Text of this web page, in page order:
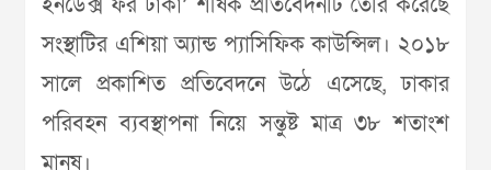
সংস্থাটির এশিয়া অ্যান্ড প্যাসিফিক কাউন্সিল। ২০১৮
সালে প্রকাশিত প্রতিবেদনে উঠে এসেছে, ঢাকার
পরিবহন ব্যবস্থাপনা নিয়ে সন্তুষ্ট মাত্র ৩৮ শতাংশ
মানুষ।